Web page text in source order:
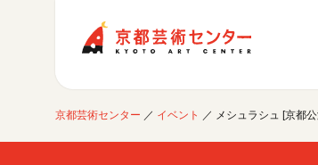
ご利用案内
京都芸術センター ／ イベント ／ メシュラシュ [京都